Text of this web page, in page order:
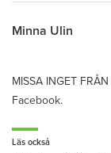
Minna Ulin
MISSA INGET
Facebook.
Läs också